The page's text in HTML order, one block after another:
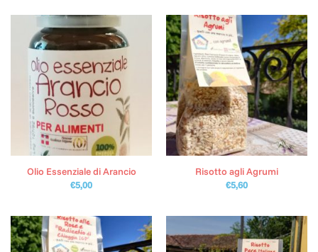
Olio Essenziale di Arancio
€5,00
Risotto agli Agrumi
€5,60